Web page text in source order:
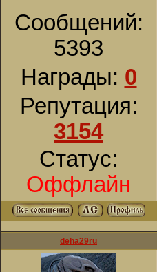
Сообщений:
5393
Награды: 0
Репутация:
3154
Статус:
Оффлайн
deha29ru